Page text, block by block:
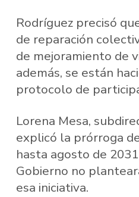
Rodríguez precisó
de reparación
de mejoramiento de
además, se están
protocolo de
Lorena Mesa,
explicó la prórroga
hasta agosto de
Gobierno no
esa iniciativa.